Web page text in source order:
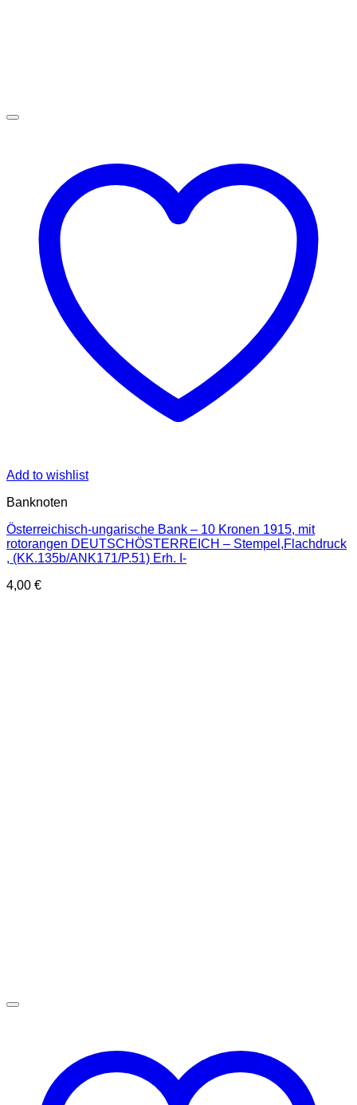
Add to wishlist
Banknoten
Österreichisch-ungarische Bank – 10 Kronen 1915, mit
rotorangen DEUTSCHÖSTERREICH – Stempel,Flachdruck
, (KK.135b/ANK171/P.51) Erh. I-
4,00 €